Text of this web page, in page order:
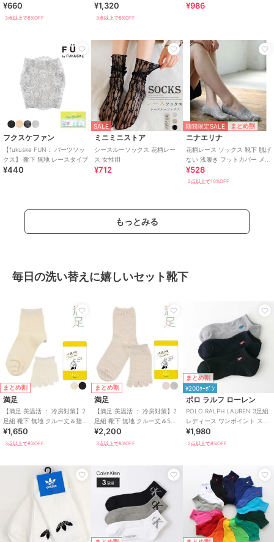
メッシュ素材
¥660
3点以上で8%OFF
(3363-211)
¥1,320
3点以上で8%OFF
ブ編み
¥986
フクスケファン
【fukuske FUN： パーツソッ
クス】 靴下 無地 レースタイプ
¥440
SALE
ミニミニストア
シースルーソックス 花柄レー
ス 女性用
¥712
期間限定SALE まとめ割
ニナエリナ
花柄レース ソックス 靴下 脱げ
ない 浅履き フットカバー メッ
シュ
¥528
2点以上で10%OFF
もっとみる
毎日の洗い替えに嬉しいセット靴下
まとめ割
満足
【満足 美温活 ： 冷房対策】2
足組 靴下 無地 クルー丈＆指先
5本指 綿素材 シルク混 重ね履
き
¥1,650
3点以上で8%OFF
まとめ割
満足
【満足 美温活 ： 冷房対策】2
足組 靴下 無地 クルー丈＆5本
指 シルク混 重ね履きセット
¥2,200
3点以上で8%OFF
まとめ割
¥200ｸｰﾎﾟﾝ
ポロ ラルフ ローレン
POLO RALPH LAUREN 3足組
レディース ワンポイント スニ
ーカー丈 ソックス
¥1,980
2点以上で8%OFF